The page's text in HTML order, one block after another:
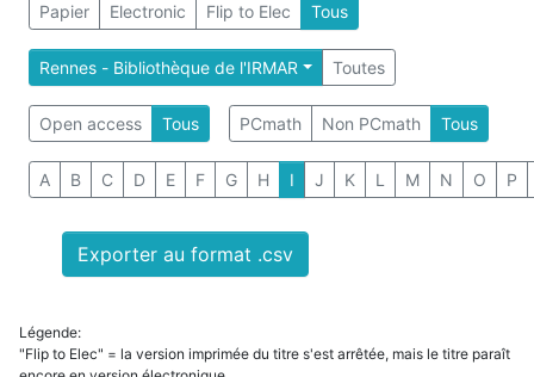
Papier Electronic Flip to Elec Tous
Rennes - Bibliothèque de l'IRMAR Toutes
Open access Tous PCmath Non PCmath Tous
A B C D E F G H I J K L M N O P
Exporter au format .csv
Légende:
"Flip to Elec" = la version imprimée du titre s'est arrêtée, mais le titre paraît